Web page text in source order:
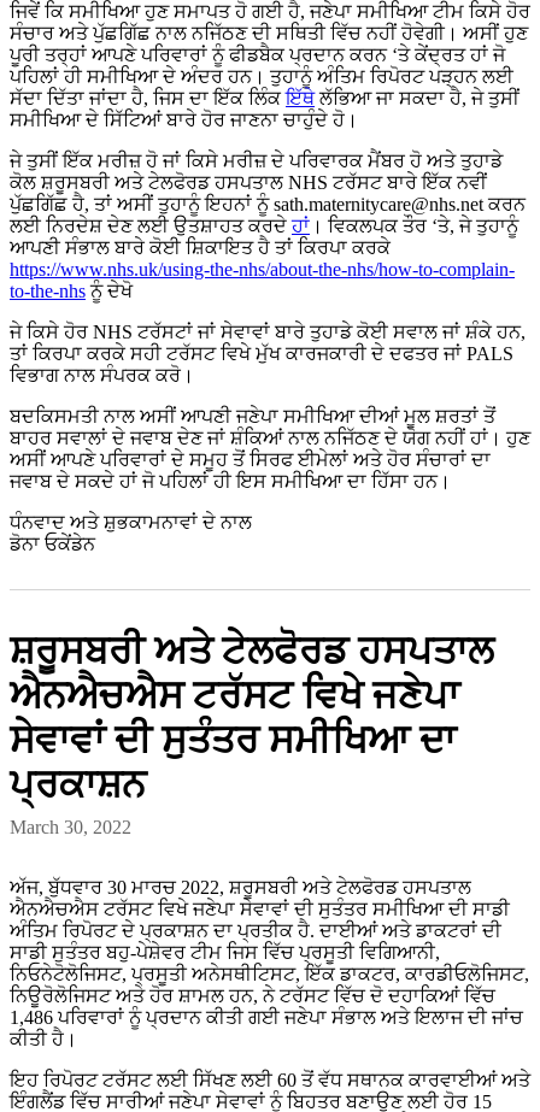
ਜਿਵੇਂ ਕਿ ਸਮੀਖਿਆ ਹੁਣ ਸਮਾਪਤ ਹੋ ਗਈ ਹੈ, ਜਣੇਪਾ ਸਮੀਖਿਆ ਟੀਮ ਕਿਸੇ ਹੋਰ
ਸੰਚਾਰ ਅਤੇ ਪੁੱਛਗਿੱਛ ਨਾਲ ਨਜਿੱਠਣ ਦੀ ਸਥਿਤੀ ਵਿੱਚ ਨਹੀਂ ਹੋਵੇਗੀ। ਅਸੀਂ ਹੁਣ
ਪੂਰੀ ਤਰ੍ਹਾਂ ਆਪਣੇ ਪਰਿਵਾਰਾਂ ਨੂੰ ਫੀਡਬੈਕ ਪ੍ਰਦਾਨ ਕਰਨ ‘ਤੇ ਕੇਂਦ੍ਰਤ ਹਾਂ ਜੋ
ਪਹਿਲਾਂ ਹੀ ਸਮੀਖਿਆ ਦੇ ਅੰਦਰ ਹਨ। ਤੁਹਾਨੂੰ ਅੰਤਿਮ ਰਿਪੋਰਟ ਪੜ੍ਹਨ ਲਈ
ਸੱਦਾ ਦਿੱਤਾ ਜਾਂਦਾ ਹੈ, ਜਿਸ ਦਾ ਇੱਕ ਲਿੰਕਇੱਥੇਲੱਭਿਆ ਜਾ ਸਕਦਾ ਹੈ, ਜੇ ਤੁਸੀਂ
ਸਮੀਖਿਆ ਦੇ ਸਿੱਟਿਆਂ ਬਾਰੇ ਹੋਰ ਜਾਣਨਾ ਚਾਹੁੰਦੇ ਹੋ।
ਜੇ ਤੁਸੀਂ ਇੱਕ ਮਰੀਜ਼ ਹੋ ਜਾਂ ਕਿਸੇ ਮਰੀਜ਼ ਦੇ ਪਰਿਵਾਰਕ ਮੈਂਬਰ ਹੋ ਅਤੇ ਤੁਹਾਡੇ
ਕੋਲ ਸ਼ਰੂਸਬਰੀ ਅਤੇ ਟੇਲਫੋਰਡ ਹਸਪਤਾਲ NHS ਟਰੱਸਟ ਬਾਰੇ ਇੱਕ ਨਵੀਂ
ਪੁੱਛਗਿੱਛ ਹੈ, ਤਾਂ ਅਸੀਂ ਤੁਹਾਨੂੰ ਇਹਨਾਂ ਨੂੰ sath.maternitycare@nhs.net ਕਰਨ
ਲਈ ਨਿਰਦੇਸ਼ ਦੇਣ ਲਈ ਉਤਸ਼ਾਹਤ ਕਰਦੇਹਾਂ । ਵਿਕਲਪਕ ਤੌਰ ‘ਤੇ, ਜੇ ਤੁਹਾਨੂੰ
ਆਪਣੀ ਸੰਭਾਲ ਬਾਰੇ ਕੋਈ ਸ਼ਿਕਾਇਤ ਹੈ ਤਾਂ ਕਿਰਪਾ ਕਰਕੇ
https://www.nhs.uk/using-the-nhs/about-the-nhs/how-to-complain-
to-the-nhsਨੂੰ ਦੇਖੋ
ਜੇ ਕਿਸੇ ਹੋਰ NHS ਟਰੱਸਟਾਂ ਜਾਂ ਸੇਵਾਵਾਂ ਬਾਰੇ ਤੁਹਾਡੇ ਕੋਈ ਸਵਾਲ ਜਾਂ ਸ਼ੰਕੇ ਹਨ,
ਤਾਂ ਕਿਰਪਾ ਕਰਕੇ ਸਹੀ ਟਰੱਸਟ ਵਿਖੇ ਮੁੱਖ ਕਾਰਜਕਾਰੀ ਦੇ ਦਫਤਰ ਜਾਂ PALS
ਵਿਭਾਗ ਨਾਲ ਸੰਪਰਕ ਕਰੋ।
ਬਦਕਿਸਮਤੀ ਨਾਲ ਅਸੀਂ ਆਪਣੀ ਜਣੇਪਾ ਸਮੀਖਿਆ ਦੀਆਂ ਮੂਲ ਸ਼ਰਤਾਂ ਤੋਂ
ਬਾਹਰ ਸਵਾਲਾਂ ਦੇ ਜਵਾਬ ਦੇਣ ਜਾਂ ਸ਼ੰਕਿਆਂ ਨਾਲ ਨਜਿੱਠਣ ਦੇ ਯੋਗ ਨਹੀਂ ਹਾਂ। ਹੁਣ
ਅਸੀਂ ਆਪਣੇ ਪਰਿਵਾਰਾਂ ਦੇ ਸਮੂਹ ਤੋਂ ਸਿਰਫ ਈਮੇਲਾਂ ਅਤੇ ਹੋਰ ਸੰਚਾਰਾਂ ਦਾ
ਜਵਾਬ ਦੇ ਸਕਦੇ ਹਾਂ ਜੋ ਪਹਿਲਾਂ ਹੀ ਇਸ ਸਮੀਖਿਆ ਦਾ ਹਿੱਸਾ ਹਨ।
ਧੰਨਵਾਦ ਅਤੇ ਸ਼ੁਭਕਾਮਨਾਵਾਂ ਦੇ ਨਾਲ
ਡੋਨਾ ਓਕੇਂਡੇਨ
ਸ਼ਰੂਸਬਰੀ ਅਤੇ ਟੇਲਫੋਰਡ ਹਸਪਤਾਲ
ਐਨਐਚਐਸ ਟਰੱਸਟ ਵਿਖੇ ਜਣੇਪਾ
ਸੇਵਾਵਾਂ ਦੀ ਸੁਤੰਤਰ ਸਮੀਖਿਆ ਦਾ
ਪ੍ਰਕਾਸ਼ਨ
March 30, 2022
ਅੱਜ, ਬੁੱਧਵਾਰ 30 ਮਾਰਚ 2022, ਸ਼ਰੂਸਬਰੀ ਅਤੇ ਟੇਲਫੋਰਡ ਹਸਪਤਾਲ
ਐਨਐਚਐਸ ਟਰੱਸਟ ਵਿਖੇ ਜਣੇਪਾ ਸੇਵਾਵਾਂ ਦੀ ਸੁਤੰਤਰ ਸਮੀਖਿਆ ਦੀ ਸਾਡੀ
ਅੰਤਿਮ ਰਿਪੋਰਟ ਦੇ ਪ੍ਰਕਾਸ਼ਨ ਦਾ ਪ੍ਰਤੀਕ ਹੈ. ਦਾਈਆਂ ਅਤੇ ਡਾਕਟਰਾਂ ਦੀ
ਸਾਡੀ ਸੁਤੰਤਰ ਬਹੁ-ਪੇਸ਼ੇਵਰ ਟੀਮ ਜਿਸ ਵਿੱਚ ਪ੍ਰਸੂਤੀ ਵਿਗਿਆਨੀ,
ਨਿਓਨੇਟੋਲੋਜਿਸਟ, ਪ੍ਰਸੂਤੀ ਅਨੇਸਥੀਟਿਸਟ, ਇੱਕ ਡਾਕਟਰ, ਕਾਰਡੀਓਲੋਜਿਸਟ,
ਨਿਊਰੋਲੋਜਿਸਟ ਅਤੇ ਹੋਰ ਸ਼ਾਮਲ ਹਨ, ਨੇ ਟਰੱਸਟ ਵਿੱਚ ਦੋ ਦਹਾਕਿਆਂ ਵਿੱਚ
1,486 ਪਰਿਵਾਰਾਂ ਨੂੰ ਪ੍ਰਦਾਨ ਕੀਤੀ ਗਈ ਜਣੇਪਾ ਸੰਭਾਲ ਅਤੇ ਇਲਾਜ ਦੀ ਜਾਂਚ
ਕੀਤੀ ਹੈ।
ਇਹ ਰਿਪੋਰਟ ਟਰੱਸਟ ਲਈ ਸਿੱਖਣ ਲਈ 60 ਤੋਂ ਵੱਧ ਸਥਾਨਕ ਕਾਰਵਾਈਆਂ ਅਤੇ
ਇੰਗਲੈਂਡ ਵਿੱਚ ਸਾਰੀਆਂ ਜਣੇਪਾ ਸੇਵਾਵਾਂ ਨੂੰ ਬਿਹਤਰ ਬਣਾਉਣ ਲਈ ਹੋਰ 15